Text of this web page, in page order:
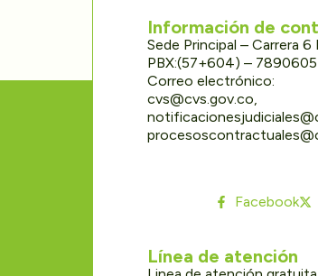
Información de
Sede Principal – Carrera
PBX:(57+604) –
Correo electrónico:
cvs@cvs.gov.co,
Facebook
Línea de atención